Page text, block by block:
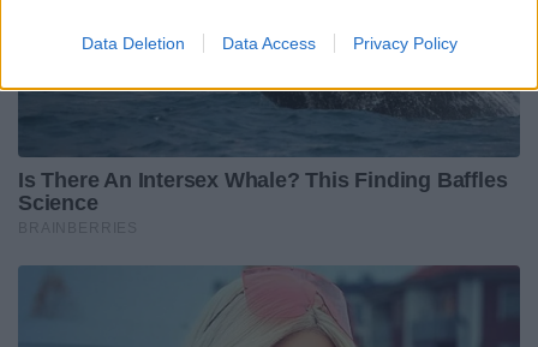
Data Deletion Data Access Privacy Policy